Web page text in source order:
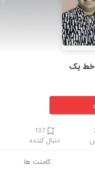
خط یک
137
دنبال کننده
کامنت ها